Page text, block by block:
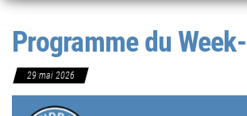
Programme du
29 mai 2026